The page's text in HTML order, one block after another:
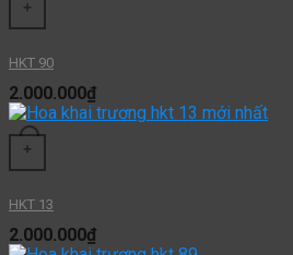
+
HKT 90
2.000.000₫
+
HKT 13
2.000.000₫